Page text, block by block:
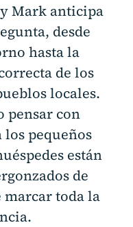
Mark anticipa
desde
hasta la
de los
locales.
pensar con
pequeños
están
de
toda la